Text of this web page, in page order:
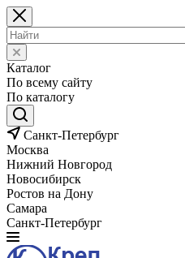
Каталог
По всему сайту
По каталогу
Санкт-Петербург
Москва
Нижний Новгород
Новосибирск
Ростов на Дону
Самара
Санкт-Петербург